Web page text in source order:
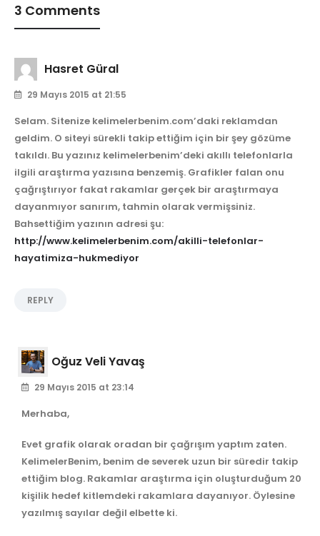
3 Comments
Hasret Güral
29 Mayıs 2015 at 21:55
Selam. Sitenize kelimelerbenim.com’daki reklamdan
geldim. O siteyi sürekli takip ettiğim için bir şey gözüme
takıldı. Bu yazınız kelimelerbenim’deki akıllı telefonlarla
ilgili araştırma yazısına benzemiş. Grafikler falan onu
çağrıştırıyor fakat rakamlar gerçek bir araştırmaya
dayanmıyor sanırım, tahmin olarak vermişsiniz.
Bahsettiğim yazının adresi şu:
http://www.kelimelerbenim.com/akilli-telefonlar-
hayatimiza-hukmediyor
REPLY
Oğuz Veli Yavaş
29 Mayıs 2015 at 23:14
Merhaba,
Evet grafik olarak oradan bir çağrışım yaptım zaten.
KelimelerBenim, benim de severek uzun bir süredir takip
ettiğim blog. Rakamlar araştırma için oluşturduğum 20
kişilik hedef kitlemdeki rakamlara dayanıyor. Öylesine
yazılmış sayılar değil elbette ki.